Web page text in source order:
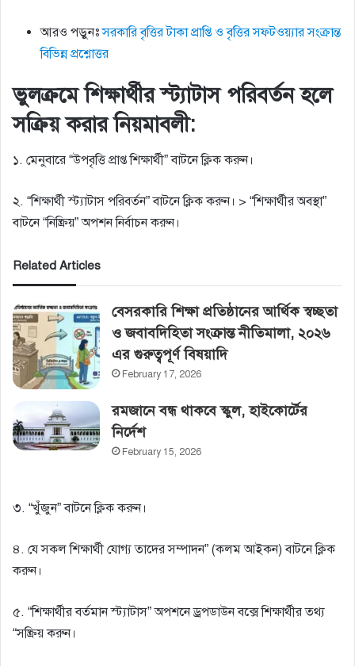
আরও পড়ুনঃসরকারি বৃত্তির টাকা প্রাপ্তি ও বৃত্তির সফটওয়্যার সংক্রান্ত
বিভিন্ন প্রশ্নোত্তর
ভুলক্রমে শিক্ষার্থীর স্ট্যাটাস পরিবর্তন হলে
সক্রিয় করার নিয়মাবলী:
১. মেনুবারে “উপবৃত্তি প্রাপ্ত শিক্ষার্থী” বাটনে ক্লিক করুন।
২. “শিক্ষার্থী স্ট্যাটাস পরিবর্তন” বাটনে ক্লিক করুন। > “শিক্ষার্থীর অবস্থা”
বাটনে “নিষ্ক্রিয়” অপশন নির্বাচন করুন।
Related Articles
বেসরকারি শিক্ষা প্রতিষ্ঠানের আর্থিক স্বচ্ছতা
ও জবাবদিহিতা সংক্রান্ত নীতিমালা, ২০২৬
এর গুরুত্বপূর্ণ বিষয়াদি
February 17, 2026
রমজানে বন্ধ থাকবে স্কুল, হাইকোর্টের‌
নির্দেশ
February 15, 2026
৩. “খুঁজুন” বাটনে ক্লিক করুন।
৪. যে সকল শিক্ষার্থী যােগ্য তাদের সম্পাদন” (কলম আইকন) বাটনে ক্লিক
করুন।
৫. “শিক্ষার্থীর বর্তমান স্ট্যাটাস” অপশনে ড্রপডাউন বক্সে শিক্ষার্থীর তথ্য
“সষ্ক্রিয় করুন।